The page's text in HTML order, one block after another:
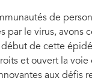
de
par le virus, avons
début de cette
et ouvert la voie
aux défis